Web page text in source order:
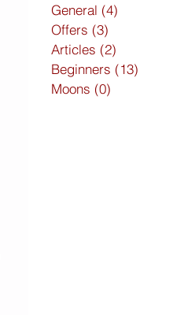
General (4)
Offers (3)
Articles (2)
Beginners (13)
Moons (0)